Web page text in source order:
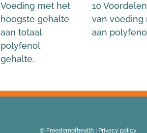
Voeding met het
hoogste gehalte
aan totaal
polyfenol
gehalte.
10 Voordelen
van voeding
aan
© Freedomofhealth | Privacy policy